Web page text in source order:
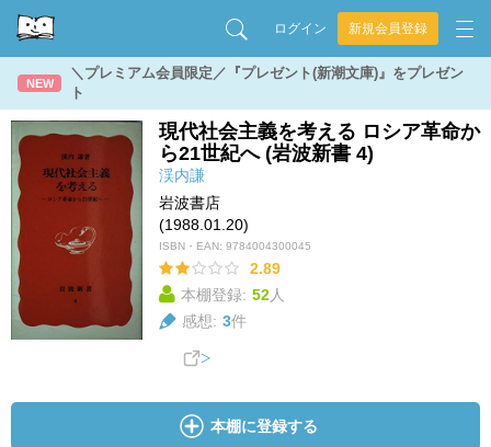
ログイン 新規会員登録
NEW
＼プレミアム会員限定／『プレゼント(新潮文庫)』をプレゼン
ト
現代社会主義を考える ロシア革命か
ら21世紀へ (岩波新書 4)
渓内謙
岩波書店
(1988.01.20)
ISBN・EAN: 9784004300045
2.89
本棚登録: 52人
感想: 3件
本棚に登録する